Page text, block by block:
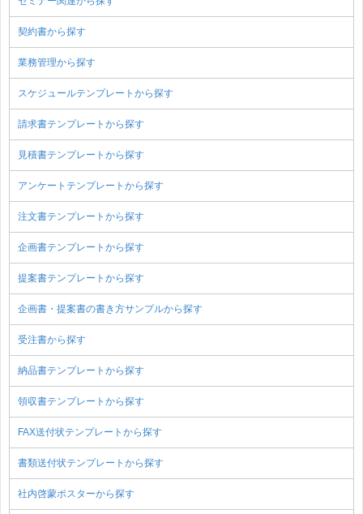
契約書から探す
業務管理から探す
スケジュールテンプレートから探す
請求書テンプレートから探す
見積書テンプレートから探す
アンケートテンプレートから探す
注文書テンプレートから探す
企画書テンプレートから探す
提案書テンプレートから探す
企画書・提案書の書き方サンプルから探す
受注書から探す
納品書テンプレートから探す
領収書テンプレートから探す
FAX送付状テンプレートから探す
書類送付状テンプレートから探す
社内啓蒙ポスターから探す